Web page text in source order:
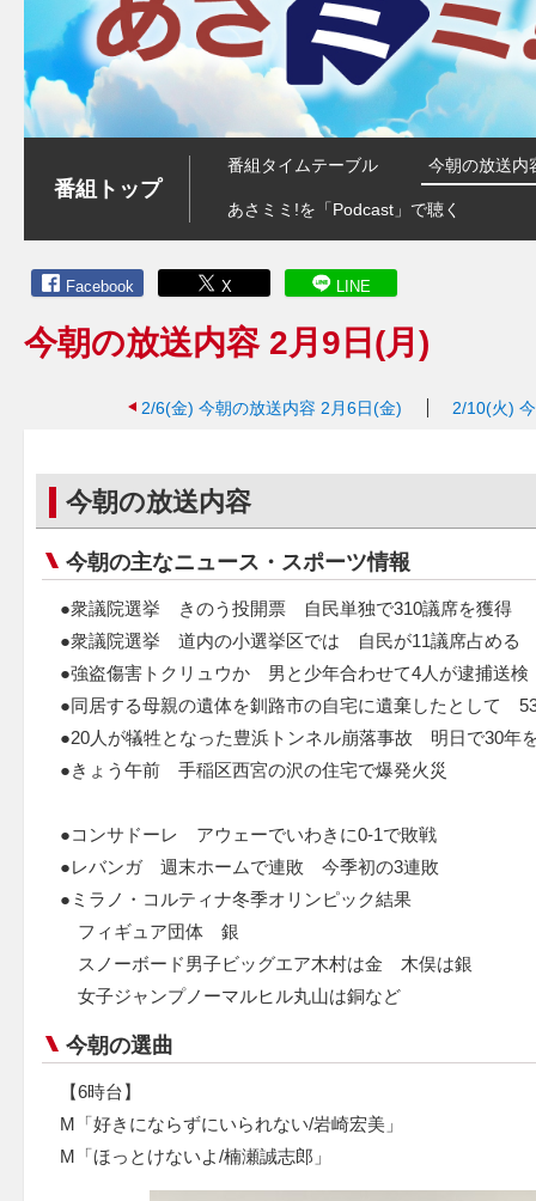
番組トップ
番組タイムテーブル 今朝の放送内
あさミミ!を「Podcast」で聴く
Facebook X LINE
今朝の放送内容 2月9日(月)
2/6(金) 今朝の放送内容 2月6日(金) 2/10(火)
今朝の放送内容
今朝の主なニュース・スポーツ情報
●衆議院選挙 きのう投開票 自民単独で310議席を獲得
●衆議院選挙 道内の小選挙区では 自民が11議席占める
●強盗傷害トクリュウか 男と少年合わせて4人が逮捕送検
●同居する母親の遺体を釧路市の自宅に遺棄したとして
●20人が犠牲となった豊浜トンネル崩落事故 明日で30年
●きょう午前 手稲区西宮の沢の住宅で爆発火災
●コンサドーレ アウェーでいわきに0-1で敗戦
●レバンガ 週末ホームで連敗 今季初の3連敗
●ミラノ・コルティナ冬季オリンピック結果
フィギュア団体 銀
スノーボード男子ビッグエア木村は金 木俣は銀
女子ジャンプノーマルヒル丸山は銅など
今朝の選曲
【6時台】
M「好きにならずにいられない/岩崎宏美」
M「ほっとけないよ/楠瀬誠志郎」